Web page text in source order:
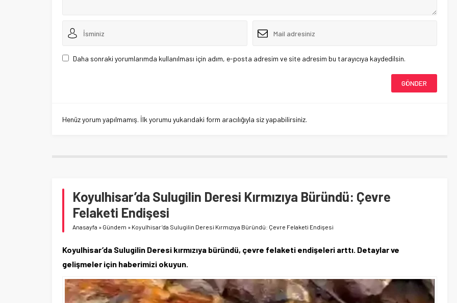
Daha sonraki yorumlarımda kullanılması için adım, e-posta adresim ve site adresim bu tarayıcıya kaydedilsin.
Henüz yorum yapılmamış. İlk yorumu yukarıdaki form aracılığıyla siz yapabilirsiniz.
Koyulhisar’da Sulugilin Deresi Kırmızıya Büründü: Çevre
Felaketi Endişesi
Anasayfa » Gündem » Koyulhisar’da Sulugilin Deresi Kırmızıya Büründü: Çevre Felaketi Endişesi
Koyulhisar’da Sulugilin Deresi kırmızıya büründü, çevre felaketi endişeleri arttı. Detaylar ve
gelişmeler için haberimizi okuyun.